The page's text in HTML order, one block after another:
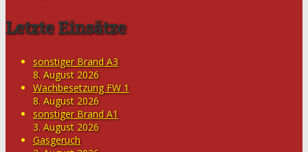
Letzte Einsätze
sonstiger Brand A3
8. August 2026
Wachbesetzung FW 1
8. August 2026
sonstiger Brand A1
3. August 2026
Gasgeruch